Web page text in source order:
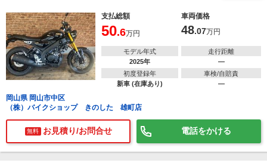
支払総額 車両価格
50.6万円 48.07万円
モデル年式
2025年
走行距離
―
初度登録年
新車 (在庫あり)
車検/自賠責
―
岡山県 岡山市中区
（株）バイクショップ きのした 雄町店
無料 お見積り/お問合せ 電話をかける